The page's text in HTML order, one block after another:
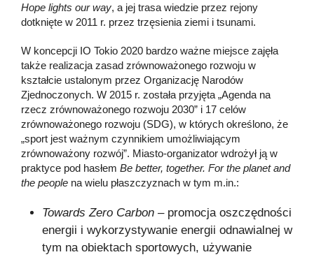
Hope lights our way, a jej trasa wiedzie przez rejony
dotknięte w 2011 r. przez trzęsienia ziemi i tsunami.
W koncepcji IO Tokio 2020 bardzo ważne miejsce zajęła
także realizacja zasad zrównoważonego rozwoju w
kształcie ustalonym przez Organizację Narodów
Zjednoczonych. W 2015 r. została przyjęta „Agenda na
rzecz zrównoważonego rozwoju 2030” i 17 celów
zrównoważonego rozwoju (SDG), w których określono, że
„sport jest ważnym czynnikiem umożliwiającym
zrównoważony rozwój”. Miasto-organizator wdrożył ją w
praktyce pod hasłem Be better, together. For the planet and
the people na wielu płaszczyznach w tym m.in.:
Towards Zero Carbon – promocja oszczędności
energii i wykorzystywanie energii odnawialnej w
tym na obiektach sportowych, używanie